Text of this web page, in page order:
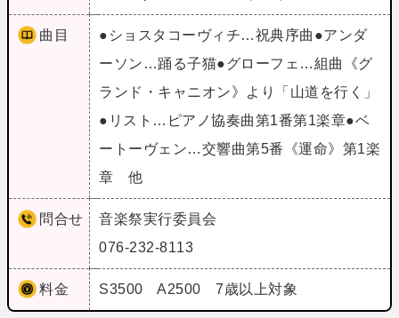
曲目
●ショスタコーヴィチ…祝典序曲●アンダ
ーソン…踊る子猫●グローフェ…組曲《グ
ランド・キャニオン》より「山道を行く」
●リスト…ピアノ協奏曲第1番第1楽章●ベ
ートーヴェン…交響曲第5番《運命》第1楽
章 他
問合せ
音楽祭実行委員会
076-232-8113
料金 S3500 A2500 7歳以上対象